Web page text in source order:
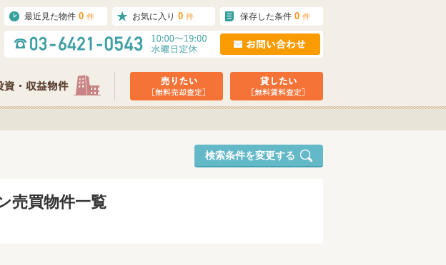
最近見た物件 0 件 お気に入り 0 件 保存した条件 0 件
検索条件を変更する
売買物件一覧